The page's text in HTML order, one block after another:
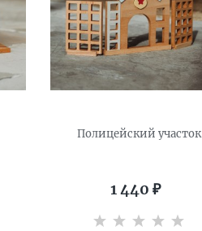
Полицейский участок
1 440 ₽